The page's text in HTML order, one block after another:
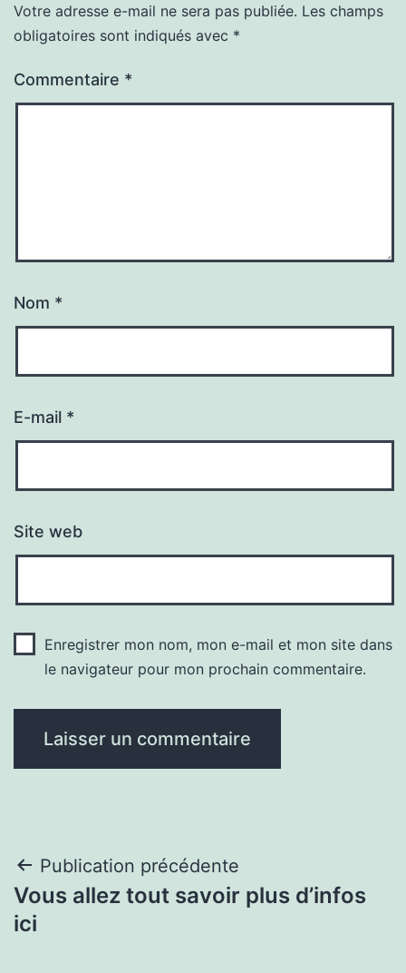
Votre adresse e-mail ne sera pas publiée. Les champs
obligatoires sont indiqués avec *
Commentaire *
Nom *
E-mail *
Site web
Enregistrer mon nom, mon e-mail et mon site dans
le navigateur pour mon prochain commentaire.
Navigation
de
Publication précédente
Vous allez tout savoir plus d’infos
ici